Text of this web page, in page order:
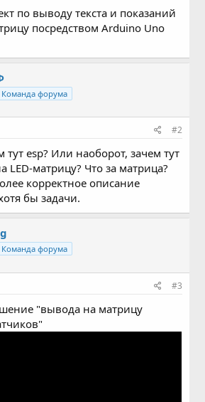
по выводу текста и показаний
посредством Arduino Uno
Команда форума
#2
тут esp? Или наоборот, зачем тут
LED-матрицу? Что за матрица?
корректное описание
бы задачи.
Команда форума
#3
"вывода на матрицу